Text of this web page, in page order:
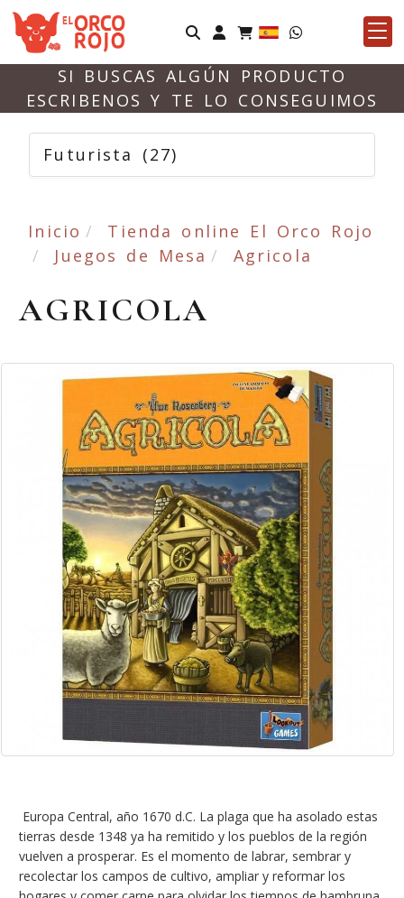
Identifícate
SI BUSCAS ALGÚN PRODUCTO
ESCRIBENOS Y TE LO CONSEGUIMOS
Futurista (27)
Inicio
Tienda online El Orco Rojo
Juegos de Mesa
Agricola
AGRICOLA
Europa Central, año 1670 d.C. La plaga que ha asolado estas
tierras desde 1348 ya ha remitido y los pueblos de la región
vuelven a prosperar. Es el momento de labrar, sembrar y
recolectar los campos de cultivo, ampliar y reformar los